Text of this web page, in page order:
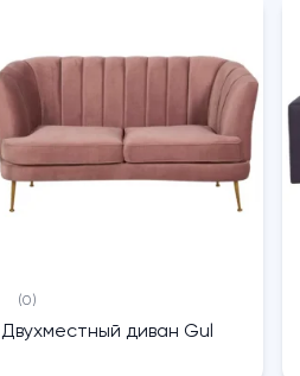
(0)
Двухместный диван Gul